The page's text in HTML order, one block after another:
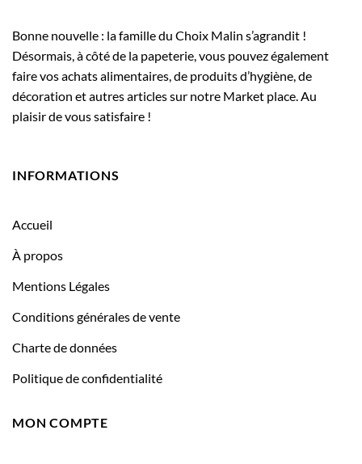
Bonne nouvelle : la famille du Choix Malin s’agrandit !
Désormais, à côté de la papeterie, vous pouvez également
faire vos achats alimentaires, de produits d’hygiène, de
décoration et autres articles sur notre Market place. Au
plaisir de vous satisfaire !
INFORMATIONS
Accueil
À propos
Mentions Légales
Conditions générales de vente
Charte de données
Politique de confidentialité
MON COMPTE